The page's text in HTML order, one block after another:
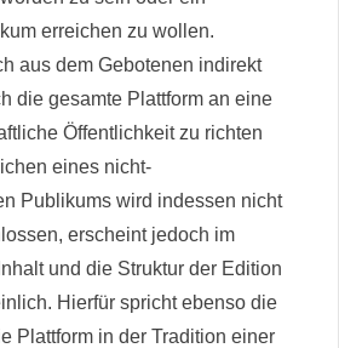
erreichen zu wollen.
aus dem Gebotenen indirekt
die gesamte Plattform an eine
Öffentlichkeit zu richten
eines nicht-
Publikums wird indessen nicht
erscheint jedoch im
und die Struktur der Edition
Hierfür spricht ebenso die
Plattform in der Tradition einer